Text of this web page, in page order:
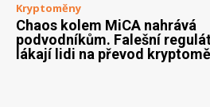
Kryptoměny
Chaos kolem MiCA nahrává
podvodníkům. Falešní
lákají lidi na převod